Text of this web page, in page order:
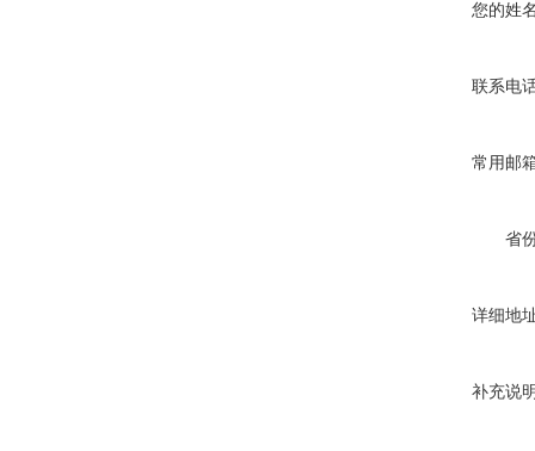
您的姓
联系电
常用邮
省
详细地
补充说